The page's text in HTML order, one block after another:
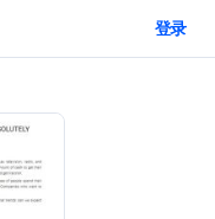
登录